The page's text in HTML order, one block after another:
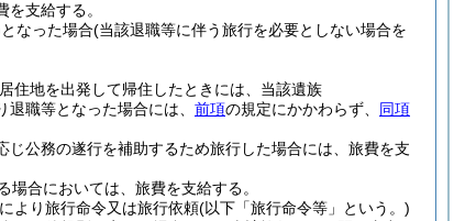
支給する。
となった場合(当該退職等に伴う旅行を必要としない場合を
住地を出発して帰住したときには、当該遺族
職等となった場合には、 前項の規定にかかわらず、 同項
公務の遂行を補助するため旅行した場合には、旅費を支
合においては、旅費を支給する。
より旅行命令又は旅行依頼(以下「旅行命令等」という。)